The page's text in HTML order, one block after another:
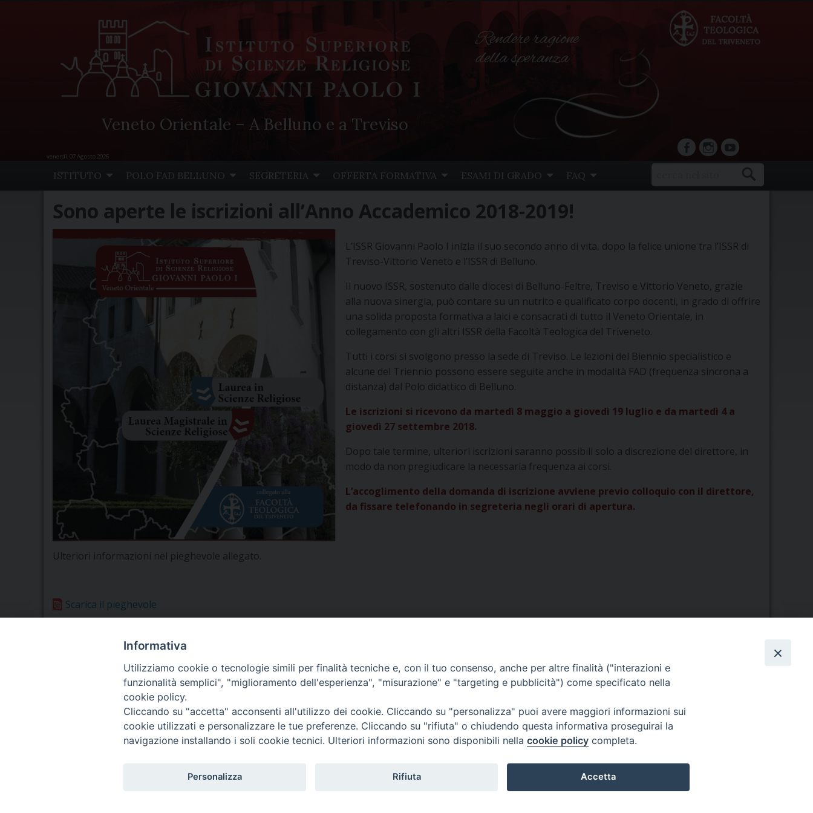
Veneto Orientale – A Belluno e a Treviso
Rendere ragione
della speranza
facebookInstagram
YouTube
venerdì, 07 Agosto 2026
ISTITUTO POLO FAD BELLUNO SEGRETERIA OFFERTA FORMATIVA ESAMI DI GRADO FAQ
Sono aperte le iscrizioni all’Anno Accademico 2018-2019!
L’ISSR Giovanni Paolo I inizia il suo secondo anno di vita, dopo la felice unione tra l’ISSR di
Treviso-Vittorio Veneto e l’ISSR di Belluno.
Il nuovo ISSR, sostenuto dalle diocesi di Belluno-Feltre, Treviso e Vittorio Veneto, grazie
alla nuova sinergia, può contare su un nutrito e qualificato corpo docenti, in grado di offrire
una solida proposta formativa a laici e consacrati di tutto il Veneto Orientale, in
collegamento con gli altri ISSR della Facoltà Teologica del Triveneto.
Tutti i corsi si svolgono presso la sede di Treviso. Le lezioni del Biennio specialistico e
alcune del Triennio possono essere seguite anche in modalità FAD (frequenza sincrona a
distanza) dal Polo didattico di Belluno.
Le iscrizioni si ricevono da martedì 8 maggio a giovedì 19 luglio e da martedì 4 a
giovedì 27 settembre 2018.
Dopo tale termine, ulteriori iscrizioni saranno possibili solo a discrezione del direttore, in
modo da non pregiudicare la necessaria frequenza ai corsi.
L’accoglimento della domanda di iscrizione avviene previo colloquio con il direttore,
da fissare telefonando in segreteria negli orari di apertura.
Ulteriori informazioni nel pieghevole allegato.
Scarica il pieghevole
Seminario Vescovile di Treviso
p.tta Benedetto XI, 2
Veneto Orientale – A Belluno e a Treviso
Informativa
Utilizziamo cookie o tecnologie simili per finalità tecniche e, con il tuo consenso, anche per altre finalità ("interazioni e
funzionalità semplici", "miglioramento dell'esperienza", "misurazione" e "targeting e pubblicità") come specificato nella
cookie policy.
Cliccando su "accetta" acconsenti all'utilizzo dei cookie. Cliccando su "personalizza" puoi avere maggiori informazioni sui
cookie utilizzati e personalizzare le tue preferenze. Cliccando su "rifiuta" o chiudendo questa informativa proseguirai la
navigazione installando i soli cookie tecnici. Ulteriori informazioni sono disponibili nella cookie policy completa.
Personalizza Rifiuta Accetta